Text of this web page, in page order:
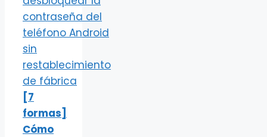
[7
formas]
Cómo